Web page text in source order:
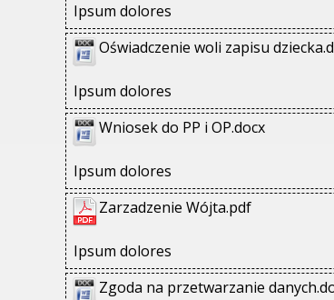
Ipsum dolores
Oświadczenie woli zapisu
Ipsum dolores
Wniosek do PP i OP.docx
Ipsum dolores
Zarzadzenie Wójta.pdf
Ipsum dolores
Zgoda na przetwarzanie